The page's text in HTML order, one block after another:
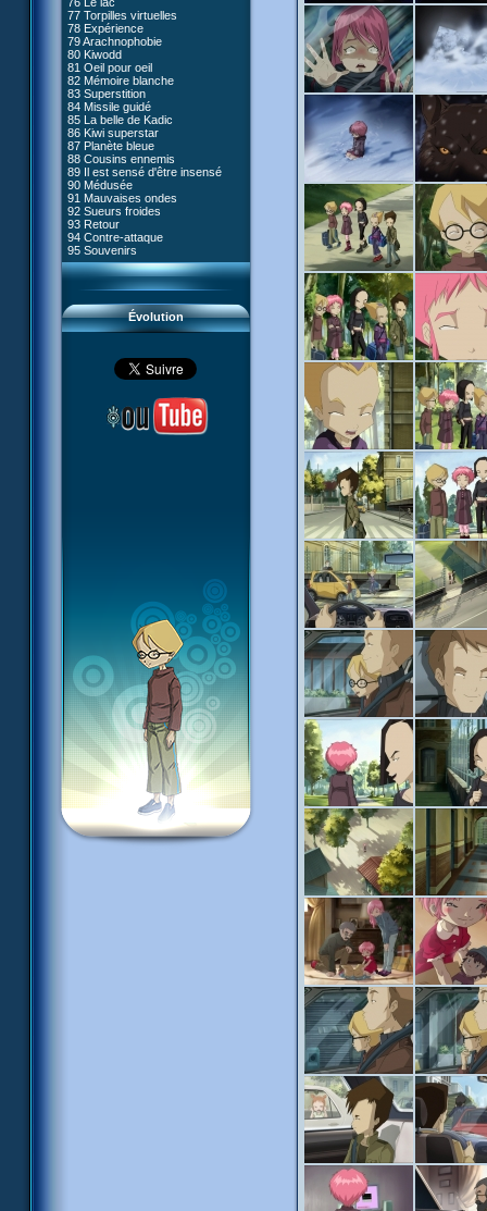
77 Torpilles virtuelles
78 Expérience
79 Arachnophobie
80 Kiwodd
81 Oeil pour oeil
82 Mémoire blanche
83 Superstition
84 Missile guidé
85 La belle de Kadic
86 Kiwi superstar
87 Planète bleue
88 Cousins ennemis
89 Il est sensé d'être insensé
90 Médusée
91 Mauvaises ondes
92 Sueurs froides
93 Retour
94 Contre-attaque
95 Souvenirs
Évolution
#05 - Rivalité
#06 - Soupçons
#07 - Compte-à-rebours
#08 - Virus
#09 - Comment tromper XANA
#10 - Le réveil du guerrier
#11 - Rendez-vous
#12 - Chaos à Kadic
#13 - Vendredi 13
#14 - Intrusion
#15 - Les sans-codes
#16 - Confusion
#17 - Un avenir professionnel
assuré
#18 - Obstination
#19 - Le piège
#20 - Espionnage
#21 - Faux-semblants
#22 - Mutinerie
#23 - Le blues de Jérémie
#24 - Paradoxe temporel
#25 - Hécatombe
#26 - Ultime mission